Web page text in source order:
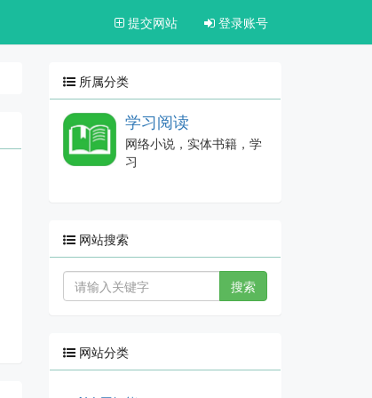
提交网站 登录账号
所属分类
学习阅读
网络小说，实体书籍，学
习
网站搜索
搜索
网站分类